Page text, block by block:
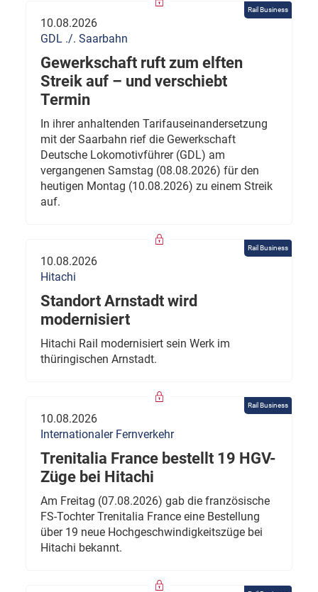
Rail Business
10.08.2026
GDL ./. Saarbahn
Gewerkschaft ruft zum elften
Streik auf – und verschiebt
Termin
In ihrer anhaltenden Tarifauseinandersetzung
mit der Saarbahn rief die Gewerkschaft
Deutsche Lokomotivführer (GDL) am
vergangenen Samstag (08.08.2026) für den
heutigen Montag (10.08.2026) zu einem Streik
auf.
Rail Business
10.08.2026
Hitachi
Standort Arnstadt wird
modernisiert
Hitachi Rail modernisiert sein Werk im
thüringischen Arnstadt.
Rail Business
10.08.2026
Internationaler Fernverkehr
Trenitalia France bestellt 19 HGV-
Züge bei Hitachi
Am Freitag (07.08.2026) gab die französische
FS-Tochter Trenitalia France eine Bestellung
über 19 neue Hochgeschwindigkeitszüge bei
Hitachi bekannt.